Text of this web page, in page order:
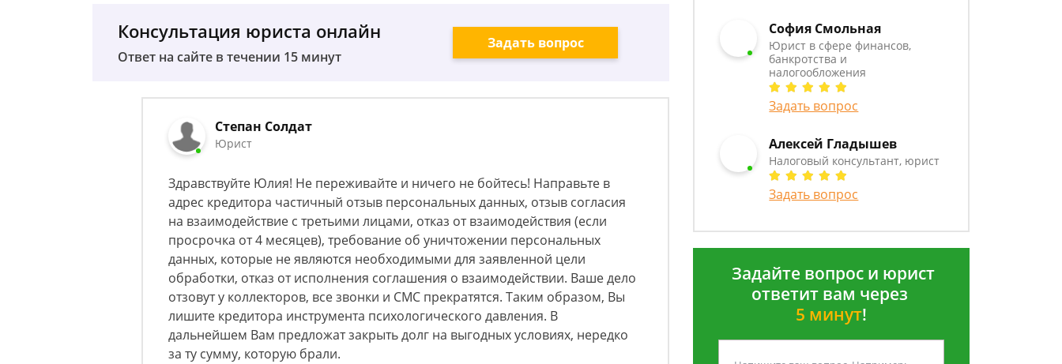
Консультация юриста онлайн
Ответ на сайте в течении 15 минут
Задать вопрос
Степан Солдат
Юрист
Здравствуйте Юлия! Не переживайте и ничего не бойтесь! Направьте в
адрес кредитора частичный отзыв персональных данных, отзыв согласия
на взаимодействие с третьими лицами, отказ от взаимодействия (если
просрочка от 4 месяцев), требование об уничтожении персональных
данных, которые не являются необходимыми для заявленной цели
обработки, отказ от исполнения соглашения о взаимодействии. Ваше дело
отзовут у коллекторов, все звонки и СМС прекратятся. Таким образом, Вы
лишите кредитора инструмента психологического давления. В
дальнейшем Вам предложат закрыть долг на выгодных условиях, нередко
за ту сумму, которую брали.
София Смольная
Юрист в сфере финансов,
банкротства и
налогообложения
Задать вопрос
Алексей Гладышев
Налоговый консультант, юрист
Задать вопрос
Задайте вопрос и юрист
ответит вам через
5 минут!